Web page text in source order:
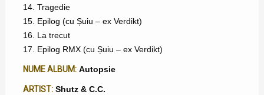
14. Tragedie
15. Epilog (cu Șuiu – ex Verdikt)
16. La trecut
17. Epilog RMX (cu Șuiu – ex Verdikt)
NUME ALBUM: Autopsie
ARTIST: Shutz & C.C.